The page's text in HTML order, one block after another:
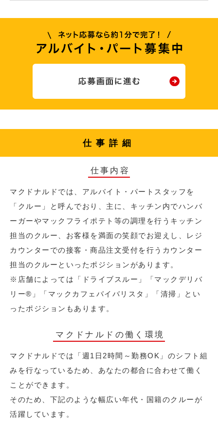
仕事詳細
仕事内容
マクドナルドでは、アルバイト・パートスタッフを
「クルー」と呼んでおり、主に、キッチン内でハンバ
ーガーやマックフライポテト等の調理を行うキッチン
担当のクルー、お客様を満面の笑顔でお迎えし、レジ
カウンターでの接客・商品注文受付を行うカウンター
担当のクルーといったポジションがあります。
※店舗によっては「ドライブスルー」「マックデリバ
リー®︎」「マックカフェバイバリスタ」「清掃」とい
ったポジションもあります。
マクドナルドの働く環境
マクドナルドでは「週1日2時間～勤務OK」のシフト組
みを行なっているため、あなたの都合に合わせて働く
ことができます。
そのため、下記のような幅広い年代・国籍のクルーが
活躍しています。